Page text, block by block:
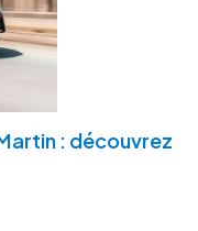
: découvrez